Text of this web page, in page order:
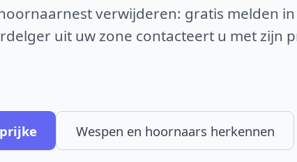
verwijderen: gratis melden
uit uw zone contacteert u met zijn
Wespen en hoornaars herkennen